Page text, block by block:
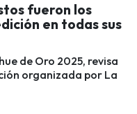
fueron los
en todas sus
de Oro 2025, revisa
organizada por La